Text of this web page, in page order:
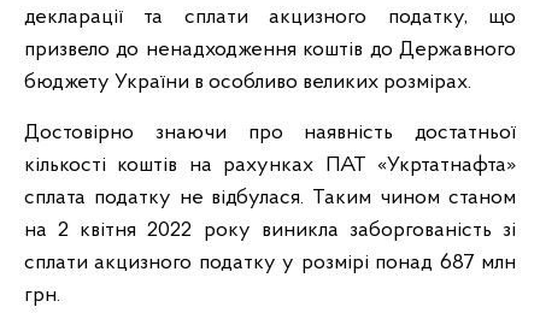
декларації та сплати акцизного податку, що
призвело до ненадходження коштів до Державного
бюджету України в особливо великих розмірах.
Достовірно знаючи про наявність достатньої
кількості коштів на рахунках ПАТ «Укртатнафта»
сплата податку не відбулася. Таким чином станом
на 2 квітня 2022 року виникла заборгованість зі
сплати акцизного податку у розмірі понад 687 млн
грн.